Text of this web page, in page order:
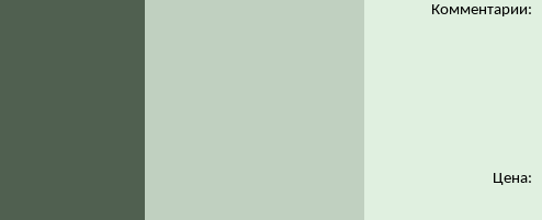
Комментарии:
Цена: